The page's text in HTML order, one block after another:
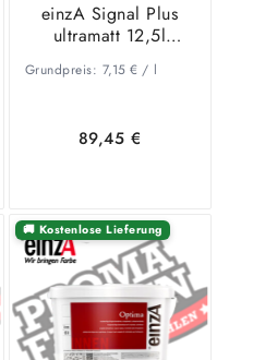
einzA Signal Plus
ultramatt 12,5l
(Wandfarbe &
Innenfarbe)
Grundpreis: 7,15 €/ l
89,45 €
🚚 Kostenlose Lieferung